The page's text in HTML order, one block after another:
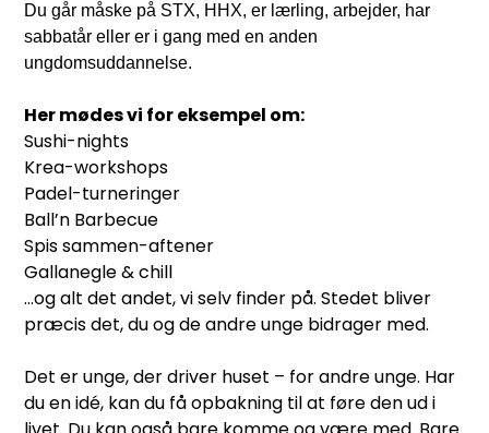
Du går måske på STX, HHX, er lærling, arbejder, har
sabbatår eller er i gang med en anden
ungdomsuddannelse.
Her mødes vi for eksempel om:
Sushi-nights
Krea-workshops
Padel-turneringer
Ball’n Barbecue
Spis sammen-aftener
Gallanegle & chill
...og alt det andet, vi selv finder på. Stedet bliver
præcis det, du og de andre unge bidrager med.
Det er unge, der driver huset – for andre unge. Har
du en idé, kan du få opbakning til at føre den ud i